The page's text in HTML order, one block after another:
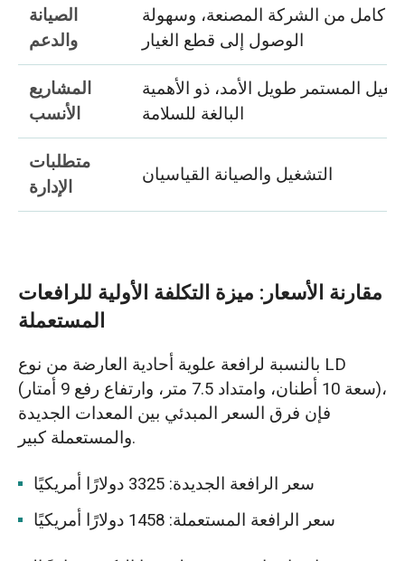
الصيانة
والدعم
كامل من الشركة المصنعة، وسهولة
الوصول إلى قطع الغيار
المشاريع
الأنسب
المستمر طويل الأمد، ذو الأهمية
البالغة للسلامة
متطلبات
الإدارة
التشغيل والصيانة القياسيان
مقارنة الأسعار: ميزة التكلفة الأولية للرافعات
المستعملة
بالنسبة لرافعة علوية أحادية العارضة من نوع LD
(سعة 10 أطنان، وامتداد 7.5 متر، وارتفاع رفع 9 أمتار)،
فإن فرق السعر المبدئي بين المعدات الجديدة
والمستعملة كبير.
سعر الرافعة الجديدة: 3325 دولارًا أمريكيًا
سعر الرافعة المستعملة: 1458 دولارًا أمريكيًا